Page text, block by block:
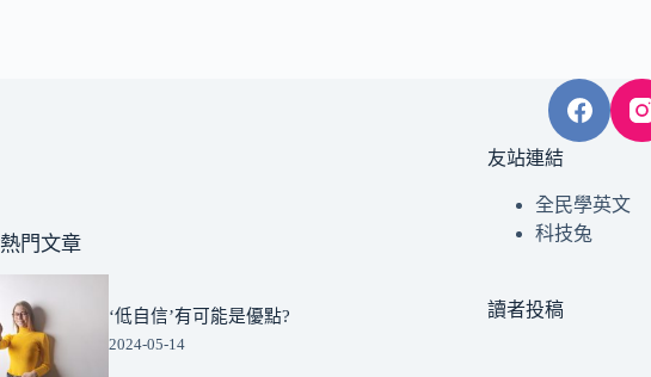
熱門文章
‘低自信’有可能是優點?
2024-05-14
友站連結
全民學英文
科技兔
讀者投稿